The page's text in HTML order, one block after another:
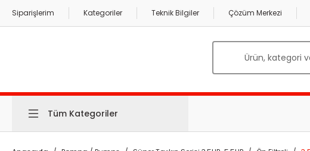
Siparişlerim Kategoriler Teknik Bilgiler Çözüm Merkezi
Tüm Kategoriler